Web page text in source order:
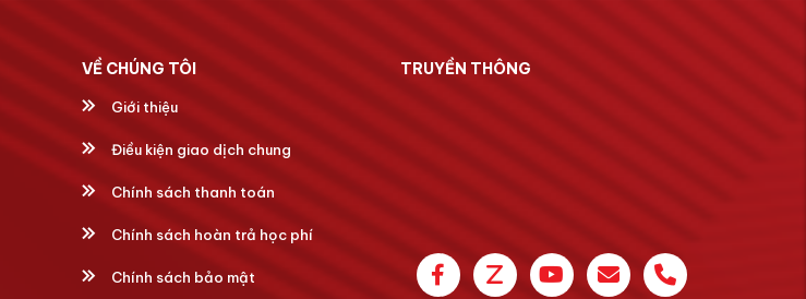
VỀ CHÚNG TÔI
Giới thiệu
Điều kiện giao dịch chung
Chính sách thanh toán
Chính sách hoàn trả học phí
Chính sách bảo mật
TRUYỀN THÔNG